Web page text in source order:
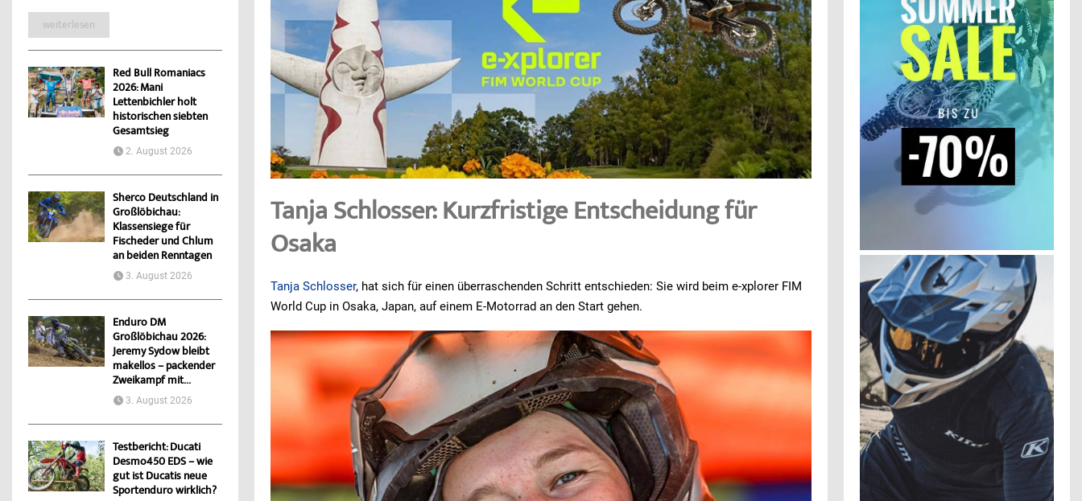
Tanja Schlosser: Kurzfristige Entscheidung für
Osaka
Tanja Schlosser, hat sich für einen überraschenden Schritt entschieden: Sie wird beim e-xplorer FIM
World Cup in Osaka, Japan, auf einem E-Motorrad an den Start gehen.
weiterlesen
Red Bull Romaniacs
2026: Mani
Lettenbichler holt
historischen siebten
Gesamtsieg
2. August 2026
Sherco Deutschland in
Großlöbichau:
Klassensiege für
Fischeder und Chlum
an beiden Renntagen
3. August 2026
Enduro DM
Großlöbichau 2026:
Jeremy Sydow bleibt
makellos – packender
Zweikampf mit...
3. August 2026
Testbericht: Ducati
Desmo450 EDS – wie
gut ist Ducatis neue
Sportenduro wirklich?